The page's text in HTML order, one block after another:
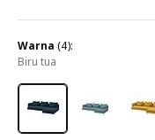
warna (4):
biru tua